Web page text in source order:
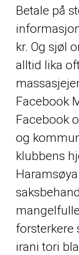
Betale på
kr. Og sjøl
alltid lika
Facebook
Facebook
og
klubbens
forsterkere
irani tori